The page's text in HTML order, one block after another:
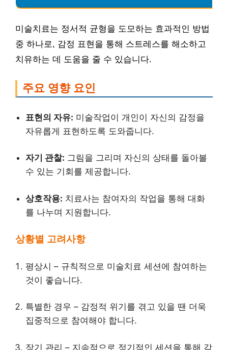
미술치료는 정서적 균형을 도모하는 효과적인 방법
중 하나로, 감정 표현을 통해 스트레스를 해소하고
치유하는 데 도움을 줄 수 있습니다.
주요 영향 요인
표현의 자유: 미술작업이 개인이 자신의 감정을
자유롭게 표현하도록 도와줍니다.
자기 관찰: 그림을 그리며 자신의 상태를 돌아볼
수 있는 기회를 제공합니다.
상호작용: 치료사는 참여자의 작업을 통해 대화
를 나누며 지원합니다.
상황별 고려사항
평상시 – 규칙적으로 미술치료 세션에 참여하는
것이 좋습니다.
특별한 경우 – 감정적 위기를 겪고 있을 땐 더욱
집중적으로 참여해야 합니다.
장기 관리 – 지속적으로 정기적인 세션을 통해 감